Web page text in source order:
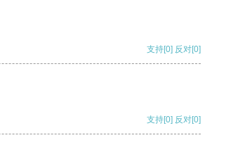
支持[0] 反对[0]
支持[0] 反对[0]